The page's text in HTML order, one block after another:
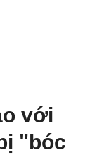
với
"bóc